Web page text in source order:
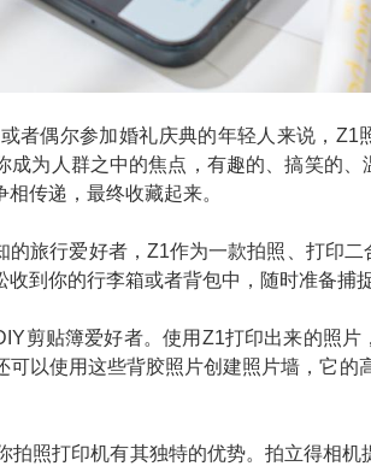
者偶尔参加婚礼庆典的年轻人来说，Z1
成为人群之中的焦点，有趣的、搞笑的
传递，最终收藏起来。
的旅行爱好者，Z1作为一款拍照、打印
到你的行李箱或者背包中，随时准备捕
剪贴簿爱好者。使用Z1打印出来的照
可以使用这些背胶照片创建照片墙，它的
拍照打印机有其独特的优势。拍立得相